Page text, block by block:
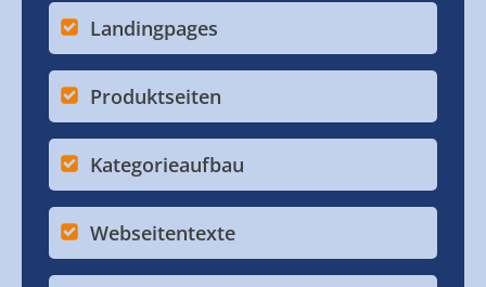
Landingpages
Produktseiten
Kategorieaufbau
Webseitentexte